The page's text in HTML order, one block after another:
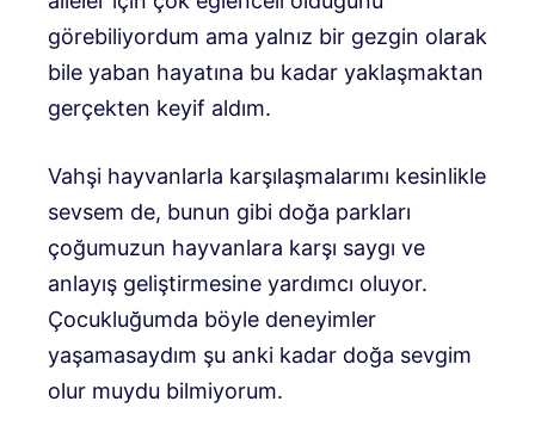
görebiliyordum ama yalnız bir gezgin olarak
bile yaban hayatına bu kadar yaklaşmaktan
gerçekten keyif aldım.
Vahşi hayvanlarla karşılaşmalarımı kesinlikle
sevsem de, bunun gibi doğa parkları
çoğumuzun hayvanlara karşı saygı ve
anlayış geliştirmesine yardımcı oluyor.
Çocukluğumda böyle deneyimler
yaşamasaydım şu anki kadar doğa sevgim
olur muydu bilmiyorum.